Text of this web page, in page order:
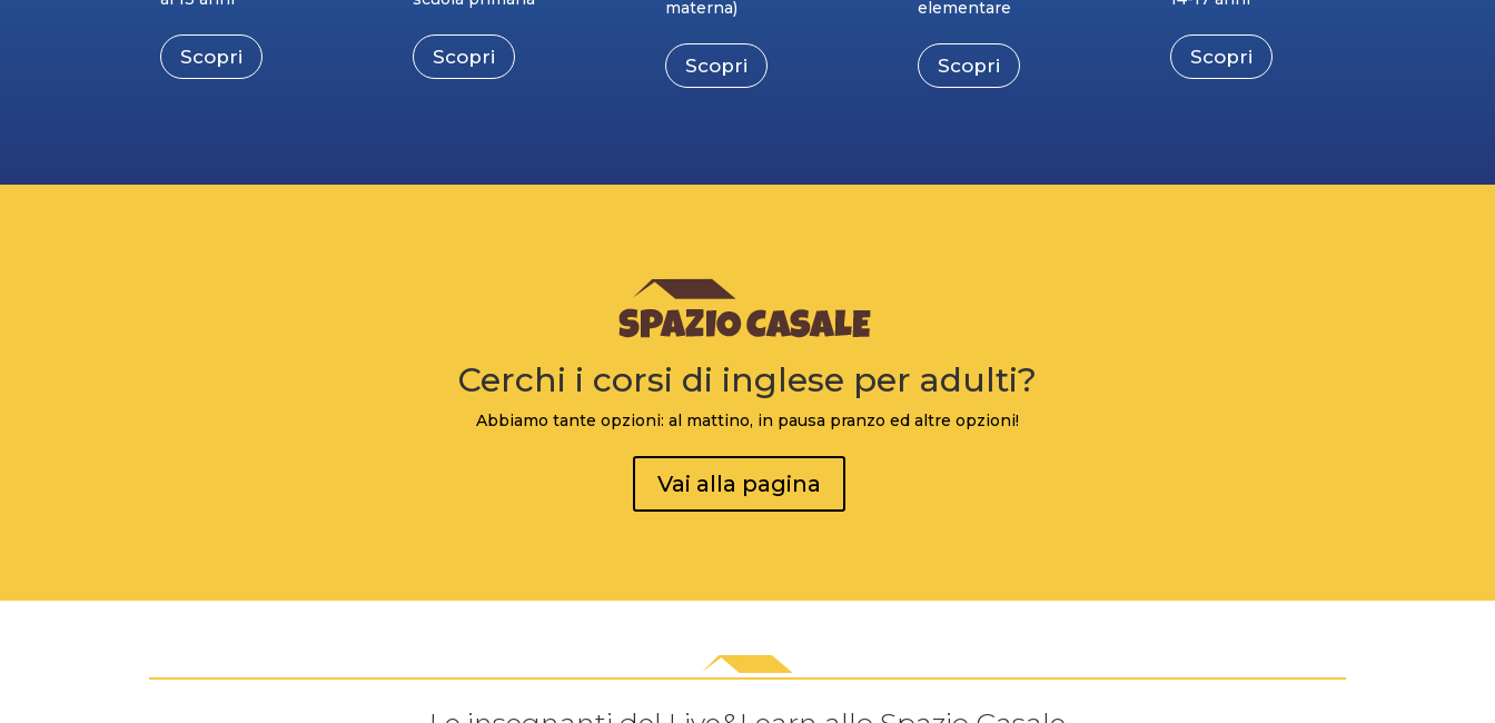
Scopri Scopri
materna)
Scopri
elementare
Scopri Scopri
Cerchi i corsi di inglese per adulti?
Abbiamo tante opzioni: al mattino, in pausa pranzo ed altre opzioni!
Vai alla pagina